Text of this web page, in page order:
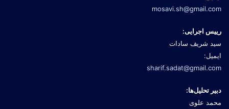
mosavi.sh@gmail.com
رییس اجرایی:
سید شریف سادات
ایمیل:
sharif.sadat@gmail.com
دبیر تحلیل‌ها:
محمد علوی